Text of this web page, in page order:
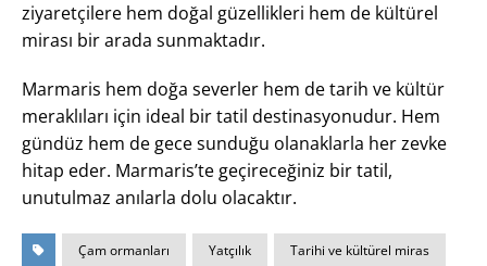
ziyaretçilere hem doğal güzellikleri hem de kültürel
mirası bir arada sunmaktadır.
Marmaris hem doğa severler hem de tarih ve kültür
meraklıları için ideal bir tatil destinasyonudur. Hem
gündüz hem de gece sunduğu olanaklarla her zevke
hitap eder. Marmaris’te geçireceğiniz bir tatil,
unutulmaz anılarla dolu olacaktır.
Çam ormanları Yatçılık Tarihi ve kültürel miras